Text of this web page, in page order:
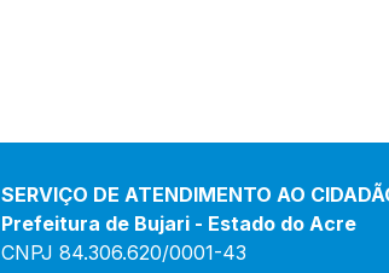
SERVIÇO DE ATENDIMENTO AO
Prefeitura de Bujari - Estado do Acre
CNPJ 84.306.620/0001-43